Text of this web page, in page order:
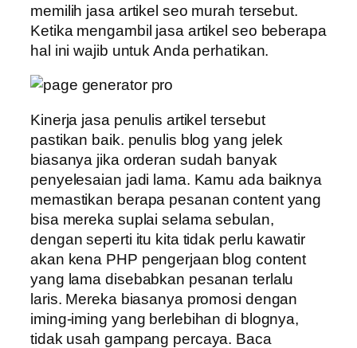
memilih jasa artikel seo murah tersebut.
Ketika mengambil jasa artikel seo beberapa
hal ini wajib untuk Anda perhatikan.
Kinerja jasa penulis artikel tersebut
pastikan baik. penulis blog yang jelek
biasanya jika orderan sudah banyak
penyelesaian jadi lama. Kamu ada baiknya
memastikan berapa pesanan content yang
bisa mereka suplai selama sebulan,
dengan seperti itu kita tidak perlu kawatir
akan kena PHP pengerjaan blog content
yang lama disebabkan pesanan terlalu
laris. Mereka biasanya promosi dengan
iming-iming yang berlebihan di blognya,
tidak usah gampang percaya. Baca